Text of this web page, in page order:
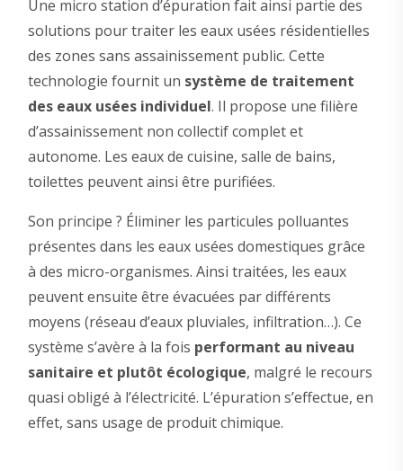
Une micro station d’épuration fait ainsi partie des
solutions pour traiter les eaux usées résidentielles
des zones sans assainissement public. Cette
technologie fournit un système de traitement
des eaux usées individuel. Il propose une filière
d’assainissement non collectif complet et
autonome. Les eaux de cuisine, salle de bains,
toilettes peuvent ainsi être purifiées.
Son principe ? Éliminer les particules polluantes
présentes dans les eaux usées domestiques grâce
à des micro-organismes. Ainsi traitées, les eaux
peuvent ensuite être évacuées par différents
moyens (réseau d’eaux pluviales, infiltration…). Ce
système s’avère à la fois performant au niveau
sanitaire et plutôt écologique, malgré le recours
quasi obligé à l’électricité. L’épuration s’effectue, en
effet, sans usage de produit chimique.